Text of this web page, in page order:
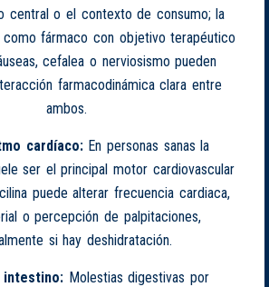
central o el contexto de consumo; la
fármaco con objetivo terapéutico
cefalea o nerviosismo pueden
farmacodinámica clara entre
ambos.
cardíaco:En personas sanas la
ser el principal motor cardiovascular
puede alterar frecuencia cardiaca,
o percepción de palpitaciones,
si hay deshidratación.
intestino: Molestias digestivas por